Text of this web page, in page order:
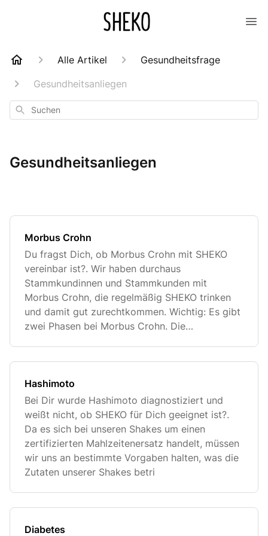
Alle Artikel
Gesundheitsfrage
Gesundheitsanliegen
Suchen
Gesundheitsanliegen
Morbus Crohn
Du fragst Dich, ob Morbus Crohn mit SHEKO
vereinbar ist?. Wir haben durchaus
Stammkundinnen und Stammkunden mit
Morbus Crohn, die regelmäßig SHEKO trinken
und damit gut zurechtkommen. Wichtig: Es gibt
zwei Phasen bei Morbus Crohn. Die
Hashimoto
Bei Dir wurde Hashimoto diagnostiziert und
weißt nicht, ob SHEKO für Dich geeignet ist?.
Da es sich bei unseren Shakes um einen
zertifizierten Mahlzeitenersatz handelt, müssen
wir uns an bestimmte Vorgaben halten, was die
Zutaten unserer Shakes betri
Diabetes